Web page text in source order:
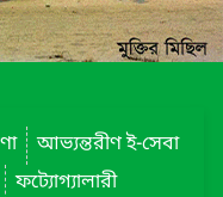
আভ্যন্তরীণ ই-সেবা
ফট্যোগ্যালারী